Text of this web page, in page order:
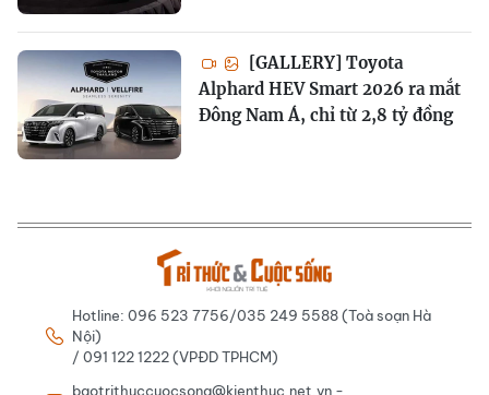
[GALLERY] Toyota
Alphard HEV Smart 2026 ra mắt
Đông Nam Á, chỉ từ 2,8 tỷ đồng
Hotline: 096 523 7756/035 249 5588 (Toà soạn Hà
Nội)
/ 091 122 1222 (VPĐD TPHCM)
baotrithuccuocsong@kienthuc.net.vn -